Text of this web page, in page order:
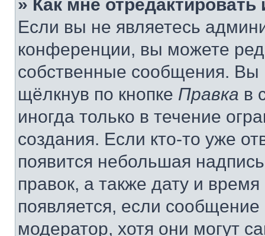
» Как мне
Если вы не являетесь
конференции, вы можете
собственные сообщения. Вы
щёлкнув по кнопке Правка в
иногда только в течение
создания. Если кто-то уже
появится небольшая
правок, а также дату и
появляется, если
модератор, хотя они могут